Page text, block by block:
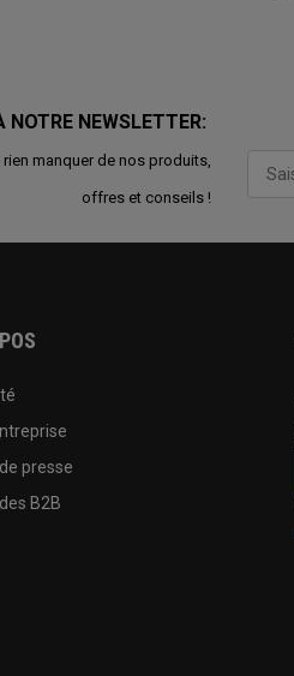
NEWSLETTER:
manquer de nos produits,
offres et conseils !
presse
B2B